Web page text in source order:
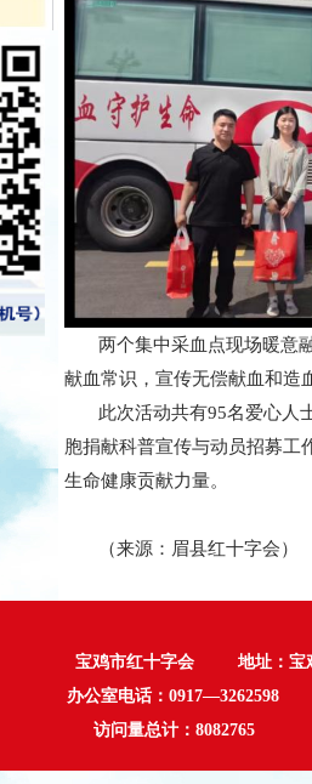
两个集中采血点现场暖意融
献血常识，宣传无偿献血和造
此次活动共有95名爱心人士
胞捐献科普宣传与动员招募工
生命健康贡献力量。
（来源：眉县红十字会）
宝鸡市红十字会 地址：宝
办公室电话：
访问量总计： 8082765